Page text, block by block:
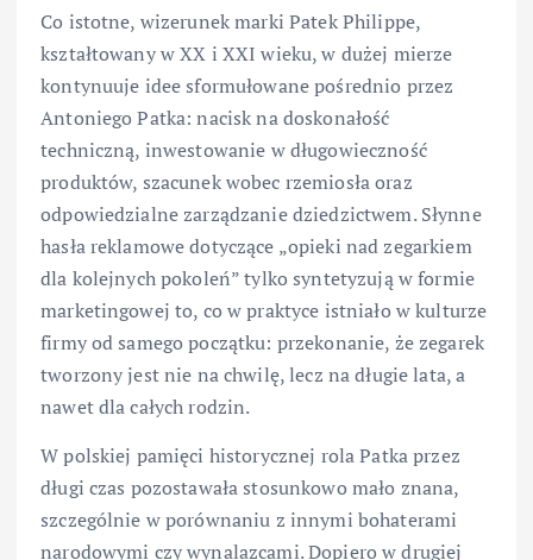
Co istotne, wizerunek marki Patek Philippe,
kształtowany w XX i XXI wieku, w dużej mierze
kontynuuje idee sformułowane pośrednio przez
Antoniego Patka: nacisk na doskonałość
techniczną, inwestowanie w długowieczność
produktów, szacunek wobec rzemiosła oraz
odpowiedzialne zarządzanie dziedzictwem. Słynne
hasła reklamowe dotyczące „opieki nad zegarkiem
dla kolejnych pokoleń” tylko syntetyzują w formie
marketingowej to, co w praktyce istniało w kulturze
firmy od samego początku: przekonanie, że zegarek
tworzony jest nie na chwilę, lecz na długie lata, a
nawet dla całych rodzin.
W polskiej pamięci historycznej rola Patka przez
długi czas pozostawała stosunkowo mało znana,
szczególnie w porównaniu z innymi bohaterami
narodowymi czy wynalazcami. Dopiero w drugiej